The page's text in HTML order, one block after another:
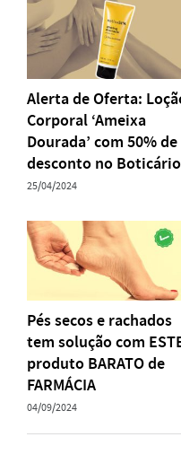
Alerta de Oferta:
Corporal ‘Ameixa
Dourada’ com 50% de
desconto no Boticário
25/04/2024
Pés secos e rachados
tem solução com
produto BARATO de
FARMÁCIA
04/09/2024